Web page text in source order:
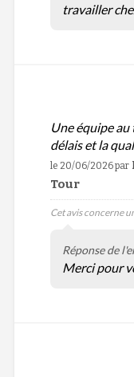
travailler
Une équipe au
délais et la
le 20/06/2026par
Tour
Cet avis concerne
Réponse de
Merci pour